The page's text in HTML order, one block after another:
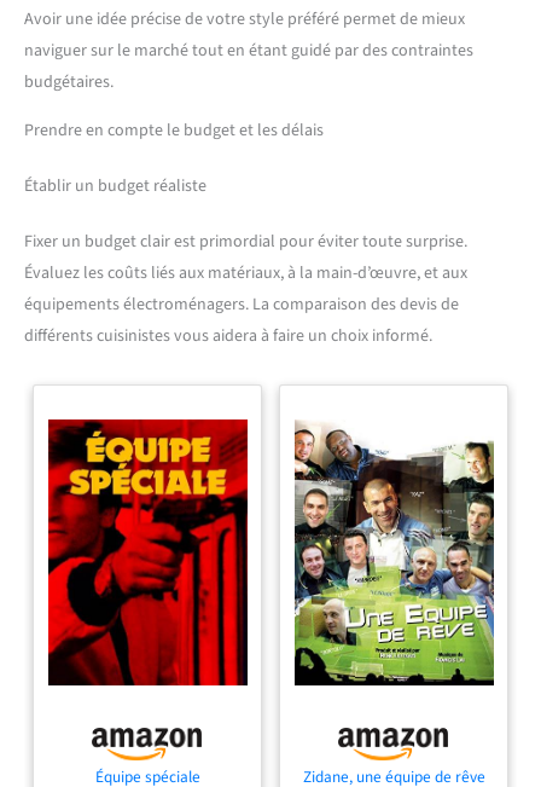
Avoir une idée précise de votre style préféré permet de mieux
naviguer sur le marché tout en étant guidé par des contraintes
budgétaires.
Prendre en compte le budget et les délais
Établir un budget réaliste
Fixer un budget clair est primordial pour éviter toute surprise.
Évaluez les coûts liés aux matériaux, à la main-d’œuvre, et aux
équipements électroménagers. La comparaison des devis de
différents cuisinistes vous aidera à faire un choix informé.
Équipe spéciale Zidane, une équipe de rêve